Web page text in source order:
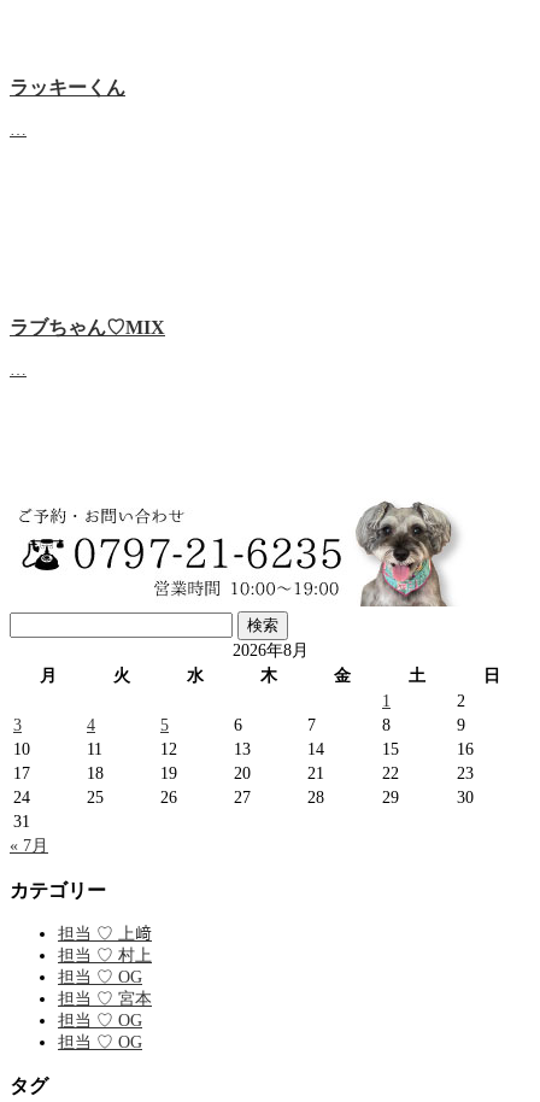
ラッキーくん
ラブちゃん♡MIX
索:
2026年8月
月
火 水 木 金 土
日
1
2
3
4 5 6 7 8
9
10
11 12 13 14 15
16
17
18 19 20 21 22
23
24
25 26 27 28 29
30
31
« 7月
カテゴリー
担当 ♡ 上﨑
担当 ♡ 村上
担当 ♡ OG
担当 ♡ 宮本
担当 ♡ OG
担当 ♡ OG
タグ